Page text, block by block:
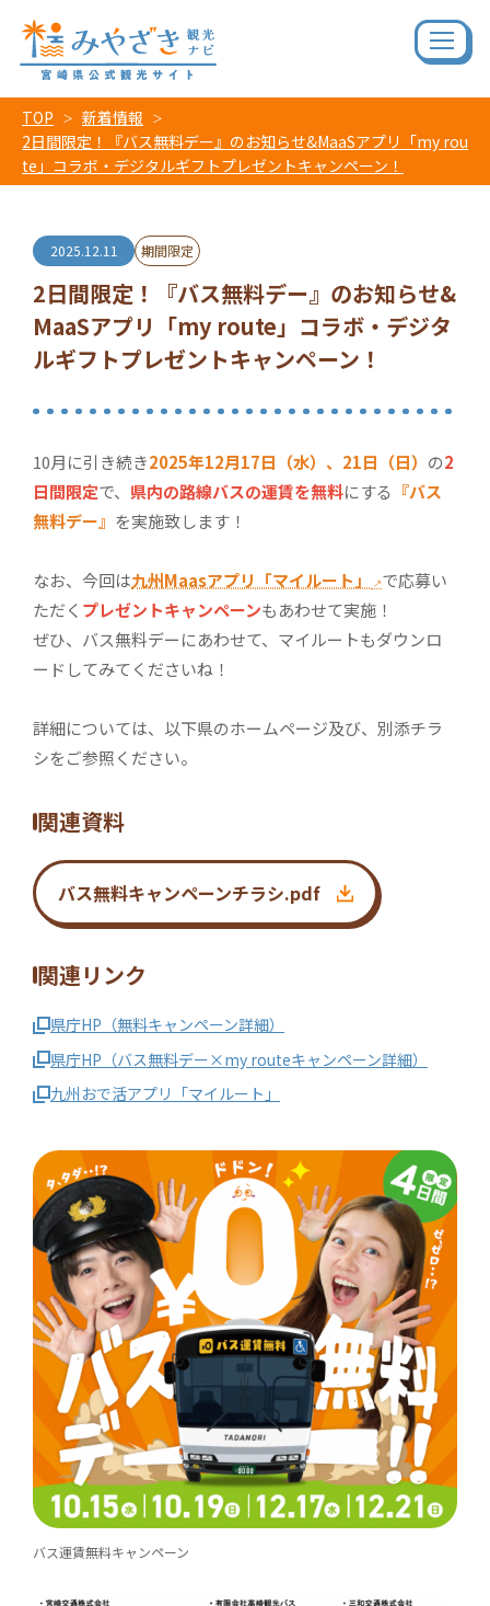
TOP
新着情報
2日間限定！『バス無料デー』のお知らせ&MaaSアプリ「my rou
te」コラボ・デジタルギフトプレゼントキャンペーン！
2025.12.11 期間限定
2日間限定！『バス無料デー』のお知らせ&
MaaSアプリ「my route」コラボ・デジタ
ルギフトプレゼントキャンペーン！
10月に引き続き2025年12月17日（水）、21日（日） の2
日間限定で、 県内の路線バスの運賃を無料にする 『バス
無料デー』 を実施致します！
なお、今回は九州Maasアプリ「マイルート」 ↗で応募い
ただく プレゼントキャンペーンもあわせて実施！
ぜひ、バス無料デーにあわせて、マイルートもダウンロ
ードしてみてくださいね！
詳細については、以下県のホームページ及び、別添チラ
シをご参照ください。
関連資料
バス無料キャンペーンチラシ.pdf
関連リンク
県庁HP（無料キャンペーン詳細）
県庁HP（バス無料デー×my routeキャンペーン詳細）
九州おで活アプリ「マイルート」
バス運賃無料キャンペーン